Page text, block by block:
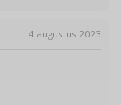
4 augustus 2023